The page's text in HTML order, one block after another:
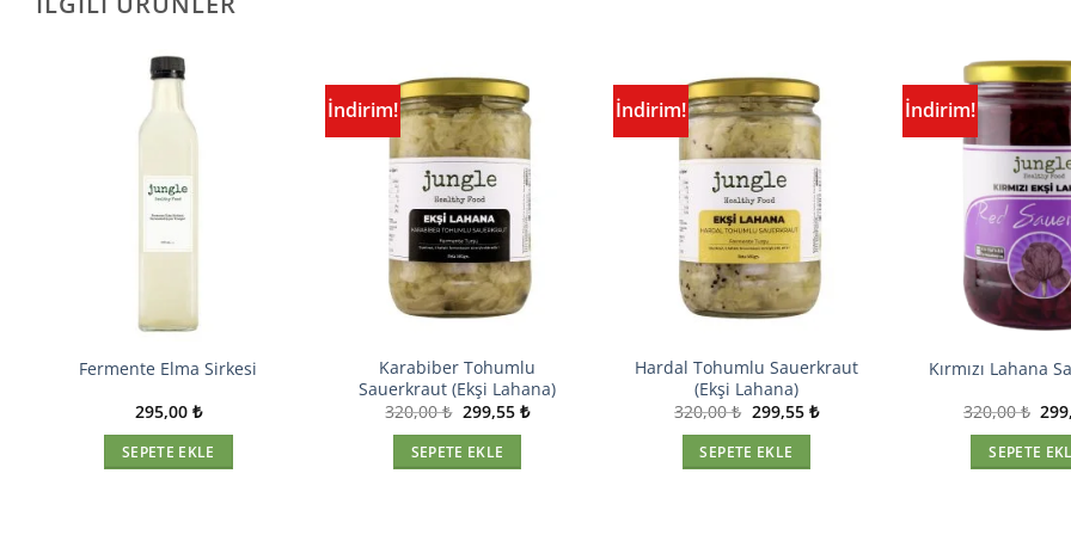
Fermente Elma Sirkesi
295,00 ₺
SEPETE EKLE
İndirim!
Sevdiklerime
Ekle
Karabiber Tohumlu
Sauerkraut (Ekşi Lahana)
320,00₺ Orijinal
fiyat:
320,00 ₺.
299,55 ₺Şu
SEPETE EKLE
İndirim!
Sevdiklerime
Ekle
Hardal Tohumlu Sauerkraut
(Ekşi Lahana)
320,00₺ Orijinal
fiyat:
320,00 ₺.
299,55 ₺Şu
SEPETE EKLE
İndirim!
Kırmızı Lahana
320,00₺
fiyat:
SEPETE